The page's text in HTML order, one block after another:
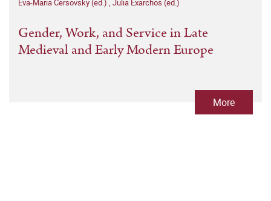
Eva-Maria Cersovsky (ed.) , Julia Exarchos (ed.)
Gender, Work, and Service in Late
Medieval and Early Modern Europe
More